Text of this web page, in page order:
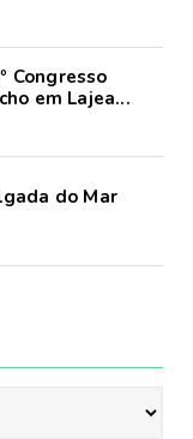
Congresso
em Lajea...
do Mar